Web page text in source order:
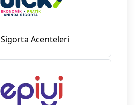
Acenteleri